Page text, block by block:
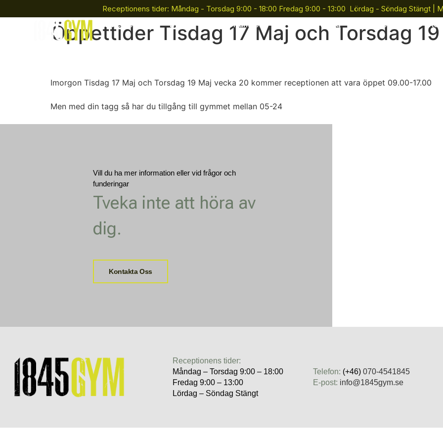
Receptionens tider: Måndag - Torsdag 9:00 - 18:00 Fredag 9:00 - 13:00 Lördag - Söndag Stängt |
Bli Medlem Boka Tjänster Gruppträning Företag
Öppettider Tisdag 17 Maj och Torsdag
Imorgon Tisdag 17 Maj och Torsdag 19 Maj vecka 20 kommer receptionen att vara öppet 09.00-17.00
Men med din tagg så har du tillgång till gymmet mellan 05-24
Vill du ha mer information eller vid frågor och
funderingar
Tveka inte att höra av
dig.
Kontakta Oss
Receptionens tider:
Måndag – Torsdag 9:00 – 18:00
Fredag 9:00 – 13:00
Lördag – Söndag Stängt
Telefon: (+46)070-4541845
E-post: info@1845gym.se